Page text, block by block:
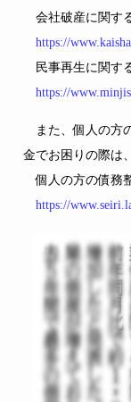
会社破産に関す
https://
民事再生に関す
https://
また、個人の方
金でお困りの際は
個人の方の債務
https://